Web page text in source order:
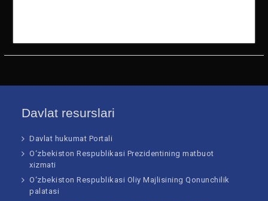
61205 n
Davlat resurslari
Davlat hukumat Portali
O‘zbekiston Respublikasi Prezidentining matbuot
xizmati
O‘zbekiston Respublikasi Oliy Majlisining Qonunchilik
palatasi